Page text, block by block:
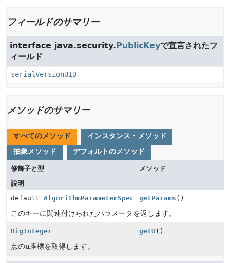
フィールドのサマリー
interface java.security.PublicKeyで宣言されたフ
ィールド
serialVersionUID
メソッドのサマリー
すべてのメソッド
インスタンス・メソッド
抽象メソッド
デフォルトのメソッド
修飾子と型
メソッド
説明
default AlgorithmParameterSpec getParams ()
このキーに関連付けられたパラメータを返します。
BigInteger getU()
点のu座標を取得します。